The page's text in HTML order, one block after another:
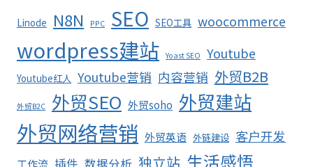
Linode N8N PPC SEO SEO工具 woocommerce
wordpress建站 Yoast SEO Youtube
Youtube红人 Youtube营销 内容营销 外贸B2B
外贸B2C 外贸SEO 外贸soho 外贸建站
外贸网络营销 外贸英语 外链建设 客户开发
独立站 生活感悟